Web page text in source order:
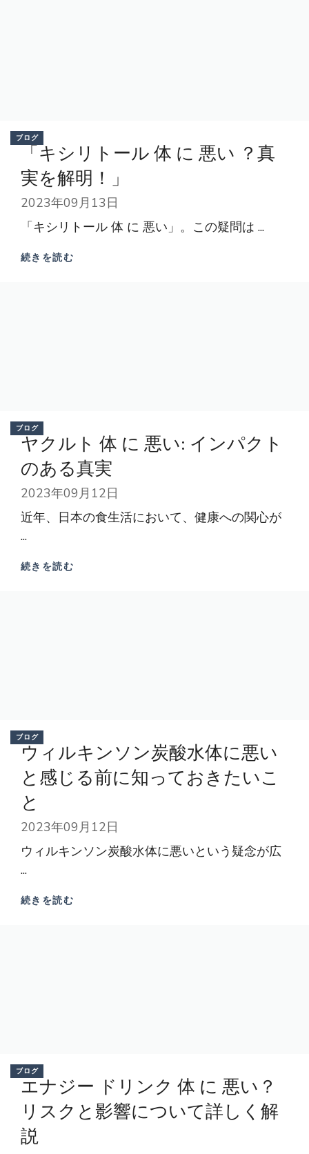
ブログ
「キシリトール 体 に 悪い ？真
実を解明！」
2023年09月13日
「キシリトール 体 に 悪い」。この疑問は ...
続きを読む
ブログ
ヤクルト 体 に 悪い: インパクト
のある真実
2023年09月12日
近年、日本の食生活において、健康への関心が
...
続きを読む
ブログ
ウィルキンソン炭酸水体に悪い
と感じる前に知っておきたいこ
と
2023年09月12日
ウィルキンソン炭酸水体に悪いという疑念が広
...
続きを読む
ブログ
エナジー ドリンク 体 に 悪い？
リスクと影響について詳しく解
説